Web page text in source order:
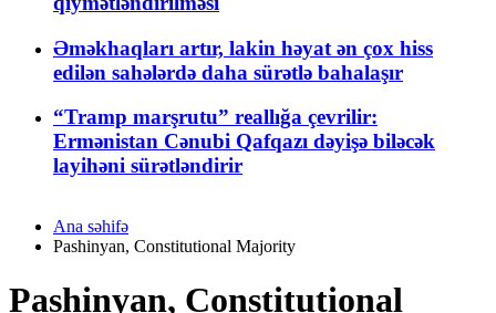
Əməkhaqları artır, lakin həyat ən çox hiss
edilən sahələrdə daha sürətlə bahalaşır
“Tramp marşrutu” reallığa çevrilir:
Ermənistan Cənubi Qafqazı dəyişə biləcək
layihəni sürətləndirir
Ana səhifə
Pashinyan, Constitutional Majority
Pashinyan, Constitutional